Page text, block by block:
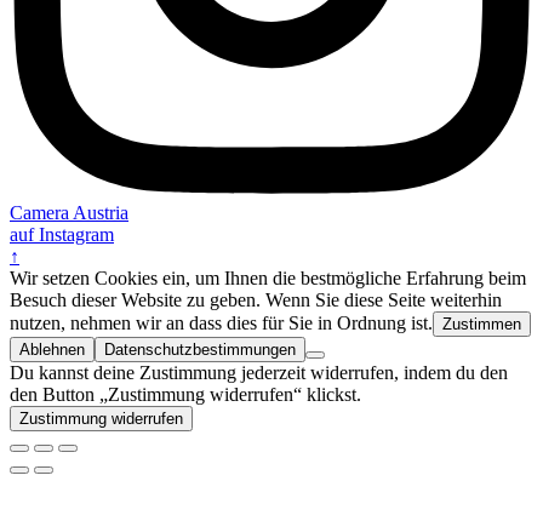
Camera Austria
auf Instagram
↑
Wir setzen Cookies ein, um Ihnen die bestmögliche Erfahrung beim
Besuch dieser Website zu geben. Wenn Sie diese Seite weiterhin
nutzen, nehmen wir an dass dies für Sie in Ordnung ist. Zustimmen
Ablehnen
Datenschutzbestimmungen
Du kannst deine Zustimmung jederzeit widerrufen, indem du den
den Button „Zustimmung widerrufen“ klickst.
Zustimmung widerrufen